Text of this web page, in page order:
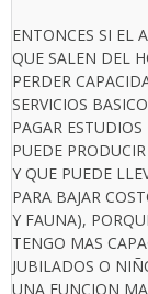
ENTONCES SI EL
QUE SALEN DEL
PERDER
SERVICIOS
PAGAR
PUEDE
Y QUE PUEDE
PARA BAJAR
Y FAUNA),
TENGO MAS
JUBILADOS O
UNA FUNCION